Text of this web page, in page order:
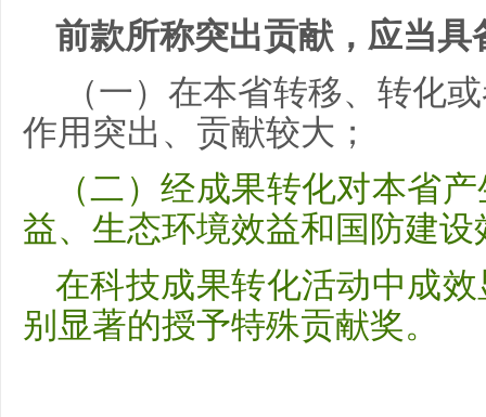
前款所称突出贡献，应当具
（一）在本省转移、转化
作用突出、贡献较大；
（二）经成果转化对本省
益、生态环境效益和国防建设
在科技成果转化活动中成
别显著的授予特殊贡献奖。